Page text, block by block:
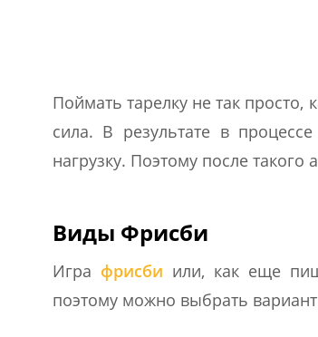
Поймать тарелку не так просто,
сила. В результате в
нагрузку. Поэтому после
Виды Фрисби
Игра фрисби или, как еще
поэтому можно выбрать